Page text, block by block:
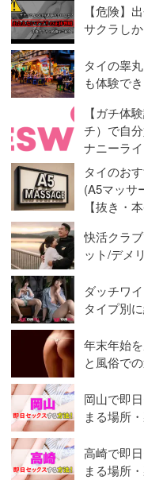
【危険】
サクラし
タイの睾
も体験で
【ガチ体
チ）で自
ナニーラ
タイのお
(A5マッサ
【抜き・本
快活クラ
ット/デメ
ダッチワ
タイプ別
年末年始
と風俗で
岡山で即
まる場所
高崎で即
まる場所